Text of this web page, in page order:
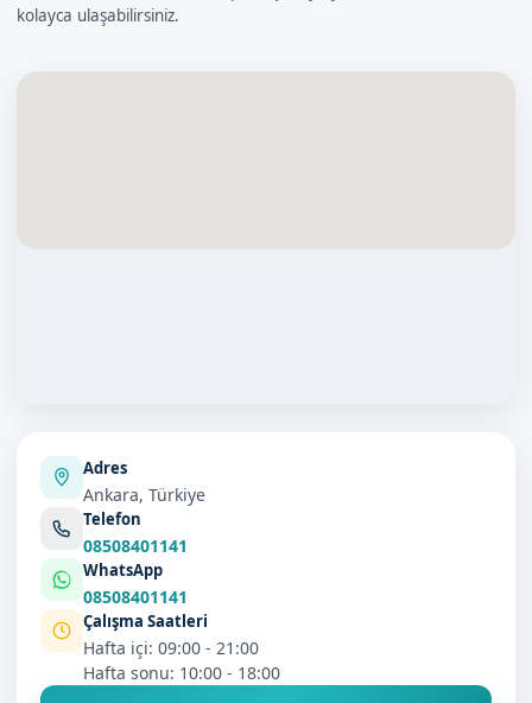
kolayca ulaşabilirsiniz.
Adres
Ankara, Türkiye
Telefon
08508401141
WhatsApp
08508401141
Çalışma Saatleri
Hafta içi: 09:00 - 21:00
Hafta sonu: 10:00 - 18:00